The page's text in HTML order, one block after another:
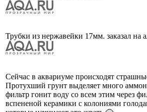
Трубки из нержавейки 17мм. заказал на
Сейчас в аквариуме происходят
Протухший грунт выделяет много
фильтр гонит воду со всем этим через
вспененой керамики с колониями